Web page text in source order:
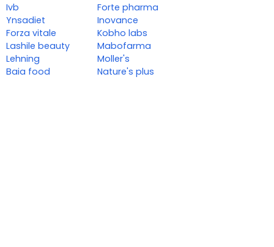
Ivb
Ynsadiet
Forza vitale
Lashile beauty
Lehning
Baia food
Forte pharma
Inovance
Kobho labs
Mabofarma
Moller's
Nature's plus